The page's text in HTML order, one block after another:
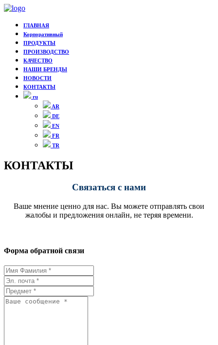
ГЛАВНАЯ
Корпоративный
ПРОДУКТЫ
ПРОИЗВОДСТВО
КАЧЕСТВО
НАШИ БРЕНДЫ
НОВОСТИ
КОНТАКТЫ
ru
AR
DE
EN
FR
TR
КОНТАКТЫ
Связаться с нами
Ваше мнение ценно для нас. Вы можете отправлять свои
жалобы и предложения онлайн, не теряя времени.
Форма обратной связи